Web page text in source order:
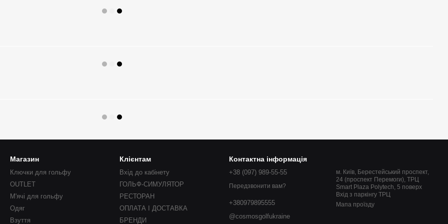
Магазин
Ключки для гольфу
OUTLET
М'ячі для гольфу
Одяг
Взуття
Клієнтам
Вхід до кабінету
ГОЛЬФ-СИМУЛЯТОР
РЕСТОРАН
ОПЛАТА І ДОСТАВКА
БРЕНДИ
Контактна інформація
+38 (097) 989-55-55
Передзвонити вам?
+380979895555
@cosmosgolfukraine
м. Київ, Берестейський проспект,
24 (проспект Перемоги), ТРЦ
Smart Plaza Polytech, 5 поверх
Вхід з паркінгу ТРЦ
Мапа проїзду